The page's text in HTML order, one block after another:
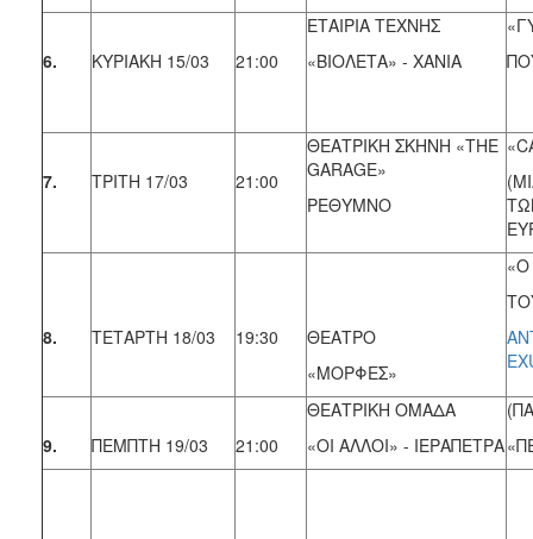
6. ΚΥΡΙΑΚΗ 15/03 21:00
ΕΤΑΙΡΙΑ ΤΕΧΝΗΣ
«ΒΙΟΛΕΤΑ» - ΧΑΝΙΑ
7. ΤΡΙΤΗ 17/03 21:00
ΘΕΑΤΡΙΚΗ ΣΚΗΝΗ «THE
GARAGE»
ΡΕΘΥΜΝΟ
8. ΤΕΤΑΡΤΗ 18/03 19:30
ΘΕΑΤΡΟ
«ΜΟΡΦΕΣ»
«Ο
9. ΠΕΜΠΤΗ 19/03 21:00
ΘΕΑΤΡΙΚΗ ΟΜΑΔΑ
«ΟΙ ΑΛΛΟΙ» - ΙΕΡΑΠΕΤΡΑ